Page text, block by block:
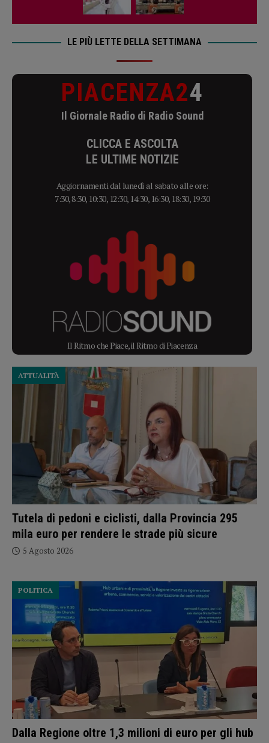
LE PIÙ LETTE DELLA SETTIMANA
PIACENZA24
Il Giornale Radio di Radio Sound
CLICCA E ASCOLTA
LE ULTIME NOTIZIE
Aggiornamenti dal lunedì al sabato alle ore:
7:30, 8:30, 10:30, 12:30, 14:30, 16:30, 18:30, 19:30
Il Ritmo che Piace, il Ritmo di Piacenza
Tutela di pedoni e ciclisti, dalla Provincia 295
mila euro per rendere le strade più sicure
ATTUALITÀ
5 Agosto 2026
Dalla Regione oltre 1,3 milioni di euro per gli hub
POLITICA